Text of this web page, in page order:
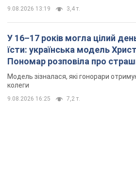
9.08.2026 13:19 3,4 т.
У 16–17 років могла цілий
їсти: українська модель
Пономар розповіла про
модельної кар’єри
Модель зізналася, які гонорари
колеги
9.08.2026 16:25 7,2 т.